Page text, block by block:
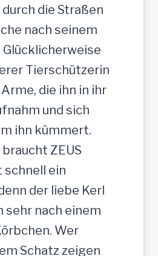
die Straßen
nach seinem
Glücklicherweise
Tierschützerin
die ihn in ihr
und sich
ihn kümmert.
ZEUS
ein
der liebe Kerl
sehr nach einem
Wer
Schatz zeigen